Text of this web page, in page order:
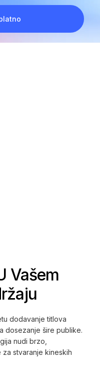
Vašem
dodavanje titlova
dosezanje šire publike.
nudi brzo,
stvaranje kineskih